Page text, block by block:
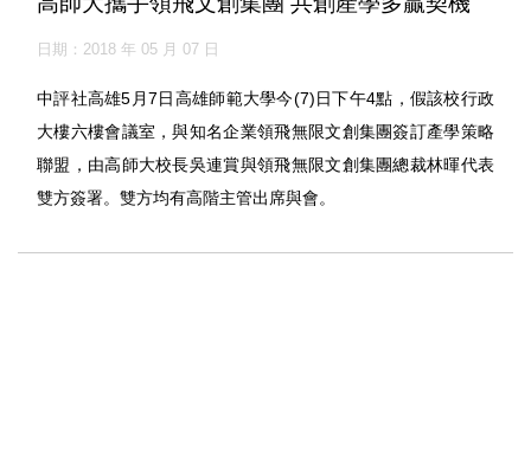
日期：2018 年 05 月 07 日
中評社高雄5月7日高雄師範大學今(7)日下午4點，假該校行政
大樓六樓會議室，與知名企業領飛無限文創集團簽訂產學策略
聯盟，由高師大校長吳連賞與領飛無限文創集團總裁林暉代表
雙方簽署。雙方均有高階主管出席與會。